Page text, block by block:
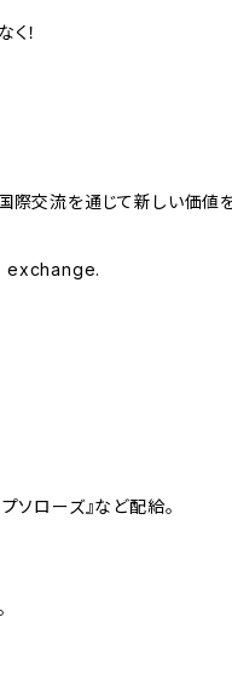
！
国際交流を通じて新しい
exchange.
ソローズ』など配給。